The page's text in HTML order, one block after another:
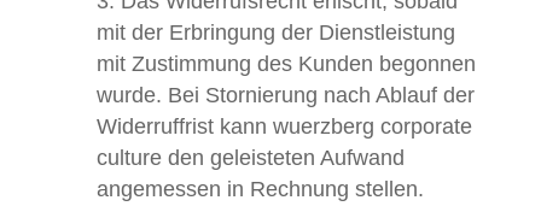
mit der Erbringung der Dienstleistung
mit Zustimmung des Kunden begonnen
wurde. Bei Stornierung nach Ablauf der
Widerruffrist kann wuerzberg corporate
culture den geleisteten Aufwand
angemessen in Rechnung stellen.